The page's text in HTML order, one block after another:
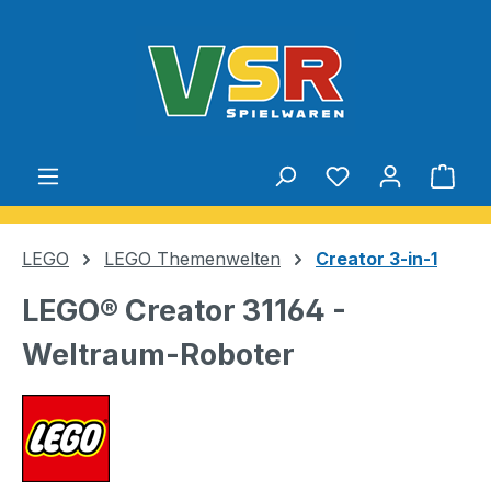
Du hast 0
LEGO LEGO Themenwelten Creator 3-in-1
LEGO® Creator 31164 -
Weltraum-Roboter